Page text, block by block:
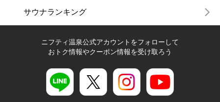
サウナランキング
ニフティ温泉公式アカウントをフォローして
おトク情報やクーポン情報を受け取ろう